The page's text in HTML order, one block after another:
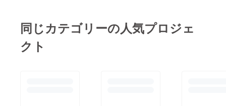
同じカテゴリーの人気プロジェ
クト